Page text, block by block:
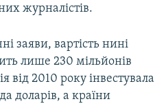
журналістів.
заяви, вартість нині
лише 230 мільйонів
від 2010 року інвестувала
доларів, а країни